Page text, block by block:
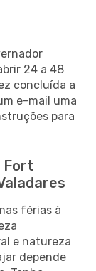
24 a 48
concluída a
e-mail uma
para
Fort
férias à
e natureza
depende